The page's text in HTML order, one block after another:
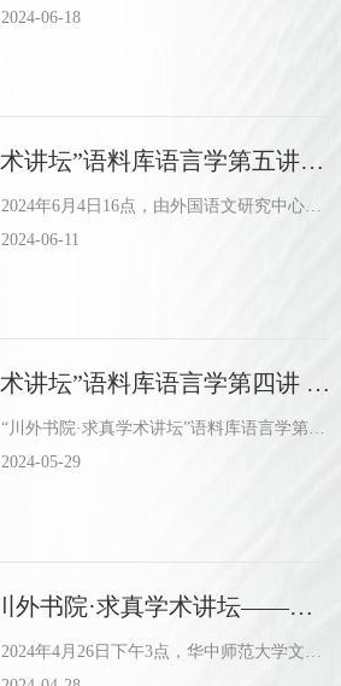
2024-06-18
“川外书院·求真学术讲坛”语料库语言学第五讲成功举办
2024年6月4日16点，由外国语文研究中心主办的“川外书院·求真学术讲坛”之语料库语言学系列第五讲于立德楼A609举行，主讲嘉宾为北京航空航天大学博士生导师卫乃兴教授，讲座题目为“对抗性话...
2024-06-11
“川外书院·求真学术讲坛”语料库语言学第四讲 暨“数字人文与语言研究”书院班第六讲成功举办
“川外书院·求真学术讲坛”语料库语言学第四讲 暨“数字人文与语言研究”书院班第六讲成功举办 2024年5月22日晚上7点，由我校外国语文研究中心主办的“川外书院·求真学术讲坛”之语料库语言学系列第...
2024-05-29
刘兮颖教授做客“川外书院·求真学术讲坛——外国文学研究第一讲”